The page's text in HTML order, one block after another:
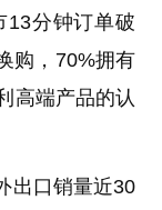
13分钟订单破
购，70%拥有
高端产品的认
出口销量近30